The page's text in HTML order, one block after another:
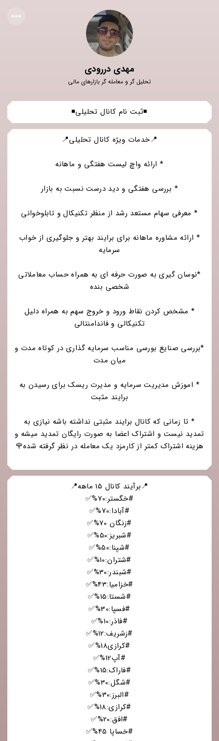
مهدی دررودی
تحلیل گر و معامله گر بازارهای مالی
◾ثبت نام کانال تحلیلی◾
📍خدمات ویژه کانال تحلیلی📍
* ارائه واچ لیست هفتگی و ماهانه
* بررسی هفتگی و دید درست نسبت به بازار
* معرفی سهام مستعد رشد از منظر تکنیکال و تابلوخوانی
* ارائه مشاوره ماهانه برای برایند بهتر و جلوگیری از خواب
سرمایه
*نوسان گیری به صورت حرفه ای به همراه حساب معاملاتی
شخصی بنده
* مشخص کردن نقاط ورود و خروج سهم به همراه دلیل
تکنیکالی و فاندامنتالی
*بررسی صنایع بورسی مناسب سرمایه گذاری در کوتاه مدت و
میان مدت
* اموزش مدیریت سرمایه و مدیرت ریسک برای رسیدن به
برایند مثبت
* تا زمانی که کانال برایند مثبتی نداشته باشه نیازی به
تمدید نیست و اشتراک اعضا به صورت رایگان تمدید میشه و
هزینه اشتراک کمتر از کارمزد یک معامله در نظر گرفته شده🌹
📍برآیند کانال 15 ماهه📍
#خگستر:70%✅
#آبادا:70%✅
#زنگان 70%✅
#شبریز:50%✅
#شپنا:50%✅
#شتران:10%✅
#شبندر:30%✅
#خزامیا:43%✅
#شستا:15%✅
#فسپا:30%✅
#فاذر:10%✅
#زشریف:12%✅
#کرازی18%✅
#آپ12%✅
#فاراک:15%✅
#شگل:30%✅
#البرز:30%✅
#کرازی:18%✅
#افق:20%✅
#خساپا 45%✅